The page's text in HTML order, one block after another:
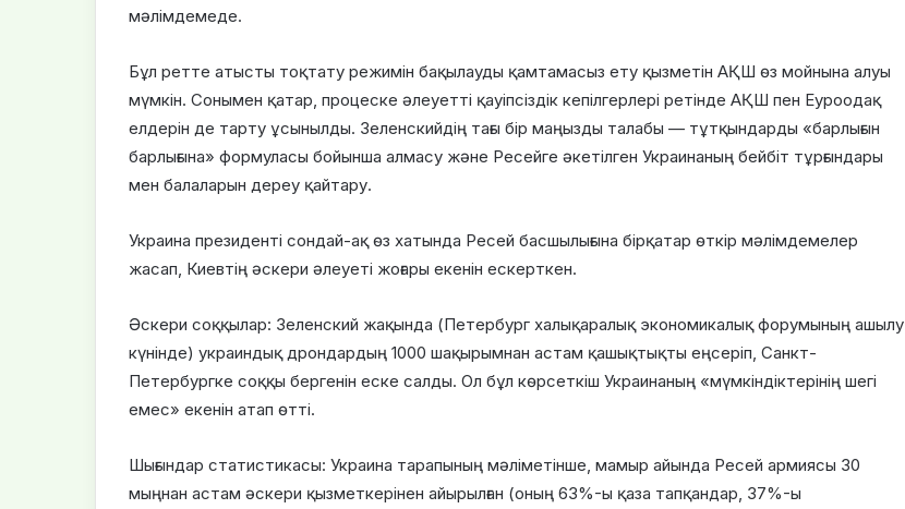
мәлімдемеде.
Бұл ретте атысты тоқтату режимін бақылауды қамтамасыз ету қызметін АҚШ өз мойнына алуы
мүмкін. Сонымен қатар, процеске әлеуетті қауіпсіздік кепілгерлері ретінде АҚШ пен Еуроодақ
елдерін де тарту ұсынылды. Зеленскийдің тағы бір маңызды талабы — тұтқындарды «барлығын
барлығына» формуласы бойынша алмасу және Ресейге әкетілген Украинаның бейбіт тұрғындары
мен балаларын дереу қайтару.
Украина президенті сондай-ақ өз хатында Ресей басшылығына бірқатар өткір мәлімдемелер
жасап, Киевтің әскери әлеуеті жоғары екенін ескерткен.
Әскери соққылар: Зеленский жақында (Петербург халықаралық экономикалық форумының ашылу
күнінде) украиндық дрондардың 1000 шақырымнан астам қашықтықты еңсеріп, Санкт-
Петербургке соққы бергенін еске салды. Ол бұл көрсеткіш Украинаның «мүмкіндіктерінің шегі
емес» екенін атап өтті.
Шығындар статистикасы: Украина тарапының мәліметінше, мамыр айында Ресей армиясы 30
мыңнан астам әскери қызметкерінен айырылған (оның 63%-ы қаза тапқандар, 37%-ы